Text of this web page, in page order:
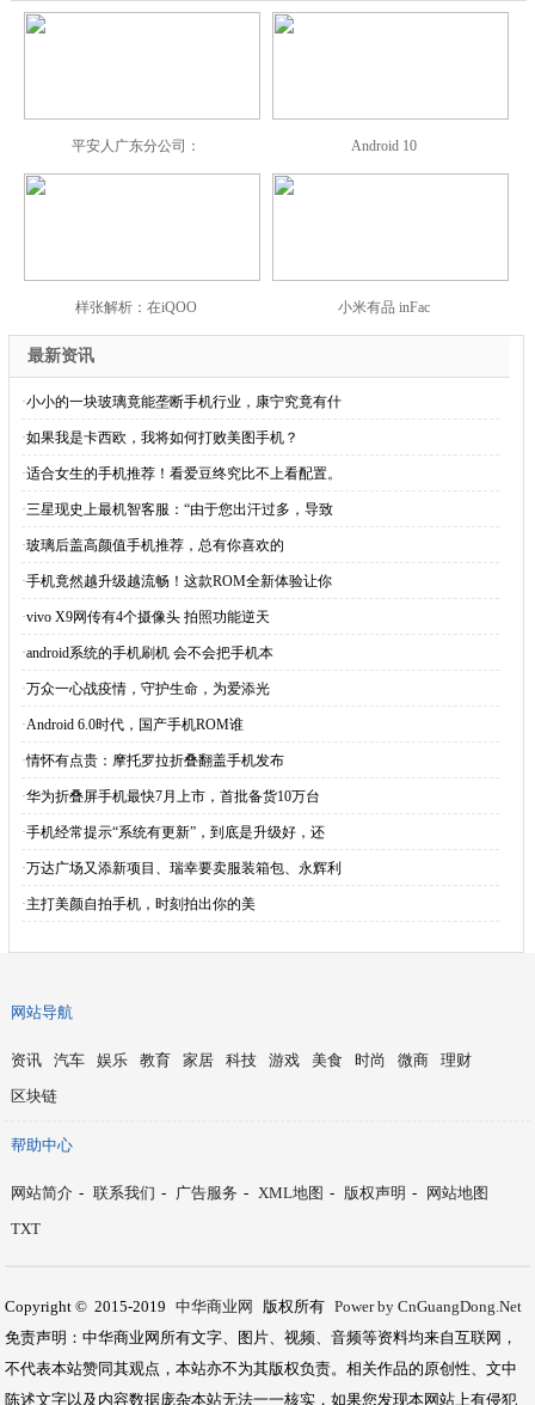
平安人广东分公司： Android 10
样张解析：在iQOO 小米有品 inFac
最新资讯
·小小的一块玻璃竟能垄断手机行业，康宁究竟有什
·如果我是卡西欧，我将如何打败美图手机？
·适合女生的手机推荐！看爱豆终究比不上看配置。
·三星现史上最机智客服：“由于您出汗过多，导致
·玻璃后盖高颜值手机推荐，总有你喜欢的
·手机竟然越升级越流畅！这款ROM全新体验让你
·vivo X9网传有4个摄像头 拍照功能逆天
·android系统的手机刷机 会不会把手机本
·万众一心战疫情，守护生命，为爱添光
·Android 6.0时代，国产手机ROM谁
·情怀有点贵：摩托罗拉折叠翻盖手机发布
·华为折叠屏手机最快7月上市，首批备货10万台
·手机经常提示“系统有更新”，到底是升级好，还
·万达广场又添新项目、瑞幸要卖服装箱包、永辉利
·主打美颜自拍手机，时刻拍出你的美
网站导航
资讯 汽车 娱乐 教育 家居 科技 游戏 美食 时尚 微商
理财
区块链
帮助中心
网站简介 - 联系我们 - 广告服务 - XML地图 - 版权声明 -
网站地图
TXT
Copyright © 2015-2019 中华商业网 版权所有 Power by CnGuangDong.Net
免责声明：中华商业网所有文字、图片、视频、音频等资料均来自互联网，
不代表本站赞同其观点，本站亦不为其版权负责。相关作品的原创性、文中
陈述文字以及内容数据庞杂本站无法一一核实，如果您发现本网站上有侵犯